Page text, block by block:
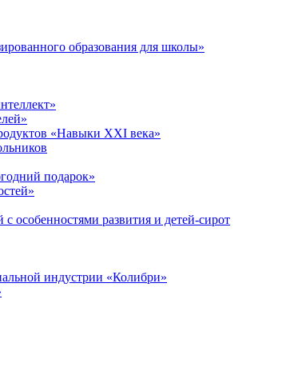
образования для школы»
«Навыки XXI века»
подарок»
особенностями развития и детей-сирот
индустрии «Колибри»